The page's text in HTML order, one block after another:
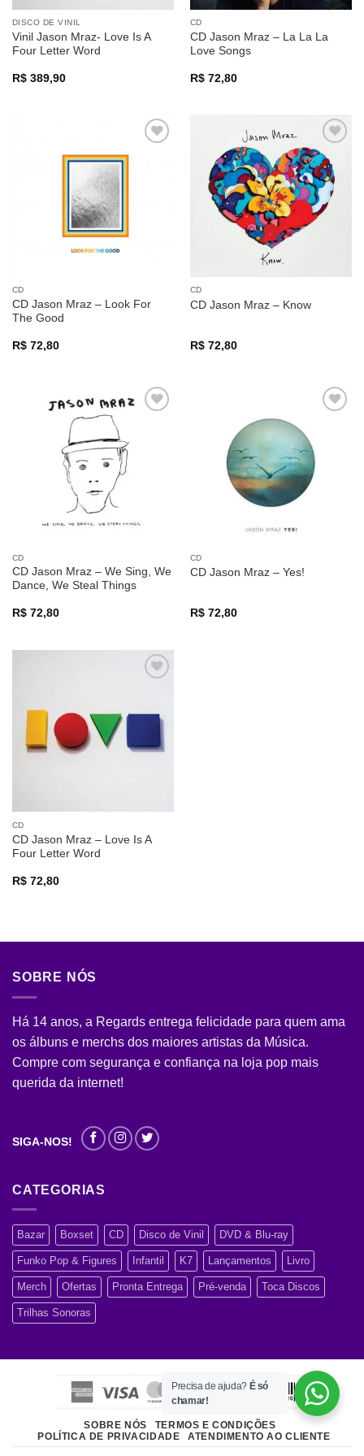
DISCO DE VINIL
Vinil Jason Mraz- Love Is A
Four Letter Word
R$389,90
CD
CD Jason Mraz – La La La
Love Songs
R$72,80
Adicionar
CD
CD Jason Mraz – Look For
The Good
R$72,80
Adicionar
a lista de
desejos
CD
CD Jason Mraz – Know
R$72,80
desejos
CD
CD Jason Mraz – We Sing, We
Dance, We Steal Things
R$72,80
a lista de
desejos
CD
CD Jason Mraz – Yes!
R$72,80
desejos
CD
CD Jason Mraz – Love Is A
Four Letter Word
R$72,80
SOBRE NÓS
Há 14 anos, a Regards entrega felicidade para quem ama
os álbuns e merchs dos maiores artistas da Música.
Compre com segurança e confiança na loja pop mais
querida da internet!
SIGA-NOS!
CATEGORIAS
Bazar Boxset CD Disco de Vinil DVD & Blu-ray
Funko Pop & Figures Infantil K7 Lançamentos Livro
Merch Ofertas Pronta Entrega Pré-venda Toca Discos
Trilhas Sonoras
SOBRE NÓS
TERMOS E CONDIÇÕES
POLÍTICA DE PRIVACIDADE
ATENDIMENTO AO CLIENTE
Precisa de ajuda? É só
chamar!